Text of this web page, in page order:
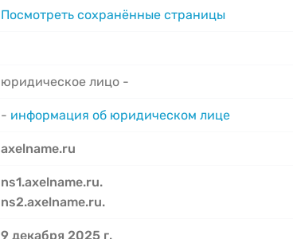
Посмотреть сохранённые страницы
юридическое лицо -
- информация об юридическом лице
axelname.ru
ns1.axelname.ru.
ns2.axelname.ru.
9 декабря 2025 г.